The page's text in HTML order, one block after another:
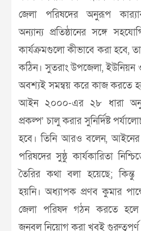
জেলা পরিষদের অনুরূপ
অন্যান্য প্রতিষ্ঠানের সঙ্গে
কার্যক্রমগুলো কীভাবে করা হবে,
কঠিন। সুতরাং উপজেলা, ইউনিয়ন
অবশ্যই সমন্বয় করে কাজ করতে
আইন ২০০০-এর ২৮ ধারা
প্রকল্প’ চালু করার সুনির্দিষ্ট
হবে। তিনি আরও বলেন, আইনের
পরিষদের সুষ্ঠু কার্যকারিতা
তৈরির কথা বলা হয়েছে; কিন্তু
হয়নি। অধ্যাপক প্রণব কুমার
জেলা পরিষদ গঠন করতে হলে
জনবল নিয়োগ করা খুবই